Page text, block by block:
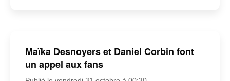
Maïka Desnoyers et Daniel Corbin font
un appel aux fans